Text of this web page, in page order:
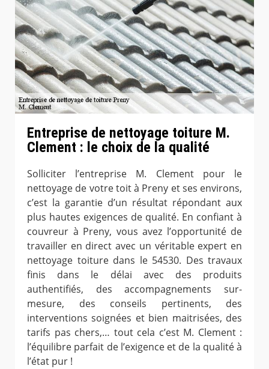
Entreprise de nettoyage toiture M.
Clement : le choix de la qualité
Solliciter l’entreprise M. Clement pour le
nettoyage de votre toit à Preny et ses environs,
c’est la garantie d’un résultat répondant aux
plus hautes exigences de qualité. En confiant à
couvreur à Preny, vous avez l’opportunité de
travailler en direct avec un véritable expert en
nettoyage toiture dans le 54530. Des travaux
finis dans le délai avec des produits
authentifiés, des accompagnements sur-
mesure, des conseils pertinents, des
interventions soignées et bien maitrisées, des
tarifs pas chers,… tout cela c’est M. Clement :
l’équilibre parfait de l’exigence et de la qualité à
l’état pur !